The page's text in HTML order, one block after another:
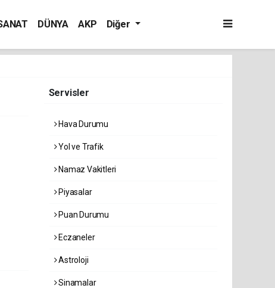
DÜNYA AKP Diğer
Servisler
Hava Durumu
Yol ve Trafik
Namaz Vakitleri
Piyasalar
Puan Durumu
Eczaneler
Astroloji
Sinamalar